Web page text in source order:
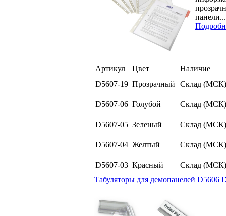
Артикул Цвет
Наличие
D5607-19 Прозрачный Склад (МСК)
D5607-06 Голубой Склад (МСК)
D5607-05 Зеленый Склад (МСК)
D5607-04 Желтый Склад (МСК)
D5607-03 Красный
Склад (МСК)
Табуляторы для демопанелей D5606